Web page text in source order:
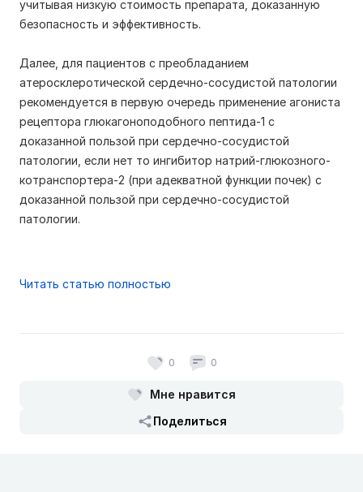
учитывая низкую стоимость препарата, доказанную
безопасность и эффективность.
Далее, для пациентов с преобладанием
атеросклеротической сердечно-сосудистой патологии
рекомендуется в первую очередь применение агониста
рецептора глюкагоноподобного пептида-1 с
доказанной пользой при сердечно-сосудистой
патологии, если нет то ингибитор натрий-глюкозного-
котранспортера-2 (при адекватной функции почек) с
доказанной пользой при сердечно-сосудистой
патологии.
Читать статью полностью
0 0
Мне нравится
Поделиться